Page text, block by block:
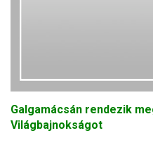
Galgamácsán rendezik
Világbajnokságot